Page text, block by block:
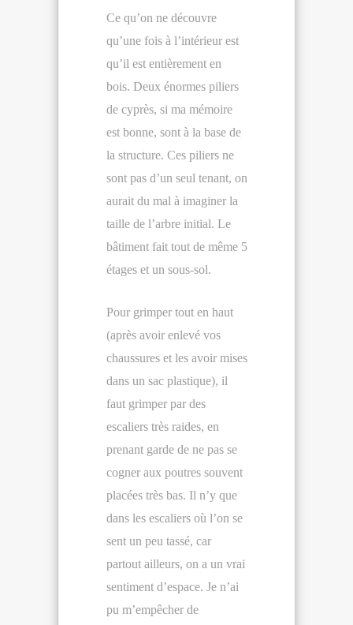
Ce qu’on ne découvre
qu’une fois à l’intérieur est
qu’il est entièrement en
bois. Deux énormes piliers
de cyprès, si ma mémoire
est bonne, sont à la base de
la structure. Ces piliers ne
sont pas d’un seul tenant, on
aurait du mal à imaginer la
taille de l’arbre initial. Le
bâtiment fait tout de même 5
étages et un sous-sol.
Pour grimper tout en haut
(après avoir enlevé vos
chaussures et les avoir mises
dans un sac plastique), il
faut grimper par des
escaliers très raides, en
prenant garde de ne pas se
cogner aux poutres souvent
placées très bas. Il n’y que
dans les escaliers où l’on se
sent un peu tassé, car
partout ailleurs, on a un vrai
sentiment d’espace. Je n’ai
pu m’empêcher de